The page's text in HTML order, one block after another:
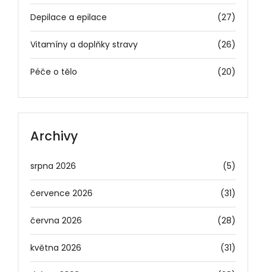
Depilace a epilace (27)
Vitamíny a doplňky stravy (26)
Péče o tělo (20)
Archivy
srpna 2026 (5)
července 2026 (31)
června 2026 (28)
května 2026 (31)